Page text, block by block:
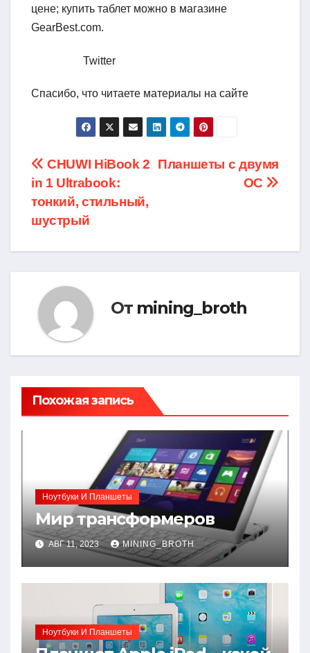
цене; купить таблет можно в магазине
GearBest.com.
Twitter
Спасибо, что читаете материалы на сайте
Навигация
по
записям
Планшеты с двумя
ОС
CHUWI HiBook 2
in 1 Ultrabook:
тонкий, стильный,
шустрый
От mining_broth
Похожая запись
Ноутбуки И Планшеты
Мир трансформеров
АВГ 11, 2023 MINING_BROTH
Ноутбуки И Планшеты